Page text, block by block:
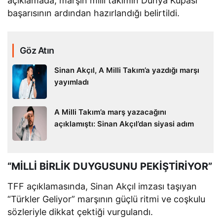
başarısının ardından hazırlandığı belirtildi.
Göz Atın
Sinan Akçıl, A Milli Takım’a yazdığı marşı
yayımladı
A Milli Takım’a marş yazacağını
açıklamıştı: Sinan Akçıl’dan siyasi adım
“MİLLİ BİRLİK DUYGUSUNU PEKİŞTİRİYOR”
TFF açıklamasında, Sinan Akçıl imzası taşıyan
“Türkler Geliyor” marşının güçlü ritmi ve coşkulu
sözleriyle dikkat çektiği vurgulandı.